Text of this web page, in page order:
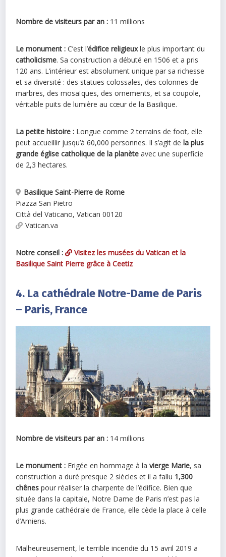
Nombre de visiteurs par an : 11 millions
Le monument : C’est l’édifice religieuxle plus important du
catholicisme. Sa construction a débuté en 1506 et a pris
120 ans. L’intérieur est absolument unique par sa richesse
et sa diversité : des statues colossales, des colonnes de
marbres, des mosaïques, des ornements, et sa coupole,
véritable puits de lumière au cœur de la Basilique.
La petite histoire : Longue comme 2 terrains de foot, elle
peut accueillir jusqu’à 60,000 personnes. Il s’agit de la plus
grande église catholique de la planète avec une superficie
de 2,3 hectares.
Basilique Saint-Pierre de Rome
Piazza San Pietro
Città del Vaticano, Vatican 00120
Vatican.va
Notre conseil :
Visitez les musées du Vatican et la
Basilique Saint Pierre grâce à Ceetiz
4. La cathédrale Notre-Dame de Paris
– Paris, France
Nombre de visiteurs par an : 14 millions
Le monument : Erigée en hommage à lavierge Marie, sa
construction a duré presque 2 siècles et il a fallu 1,300
chênes pour réaliser la charpente de l’édifice. Bien que
située dans la capitale, Notre Dame de Paris n’est pas la
plus grande cathédrale de France, elle cède la place à celle
d’Amiens.
Malheureusement, le terrible incendie du 15 avril 2019 a